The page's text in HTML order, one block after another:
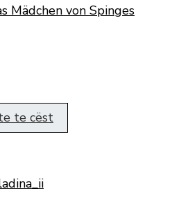
Mädchen von Spinges
te cëst